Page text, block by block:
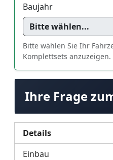
Baujahr
Bitte wählen Sie Ihr
Komplettsets anzuzeigen.
Ihre Frage
Details
Einbau